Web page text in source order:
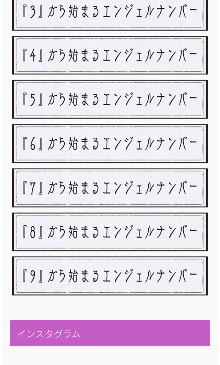
インスタグラム